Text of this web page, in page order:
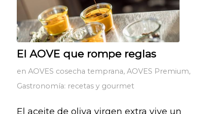
El AOVE que rompe reglas
en AOVES cosecha temprana, AOVES Premium,
Gastronomía: recetas y gourmet
El aceite de oliva virgen extra vive un